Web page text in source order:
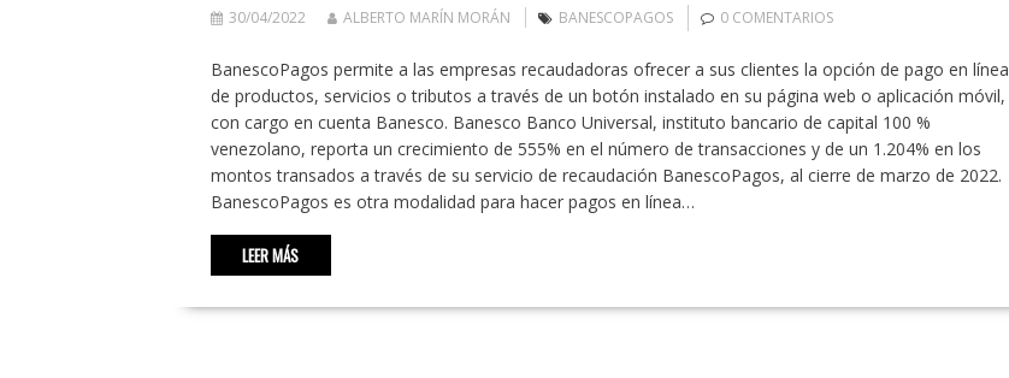
30/04/2022 ALBERTO MARÍN MORÁN BANESCOPAGOS 0 COMENTARIOS
BanescoPagos permite a las empresas recaudadoras ofrecer a sus clientes la opción de pago en línea
de productos, servicios o tributos a través de un botón instalado en su página web o aplicación móvil,
con cargo en cuenta Banesco. Banesco Banco Universal, instituto bancario de capital 100 %
venezolano, reporta un crecimiento de 555% en el número de transacciones y de un 1.204% en los
montos transados a través de su servicio de recaudación BanescoPagos, al cierre de marzo de 2022.
BanescoPagos es otra modalidad para hacer pagos en línea…
LEER MÁS